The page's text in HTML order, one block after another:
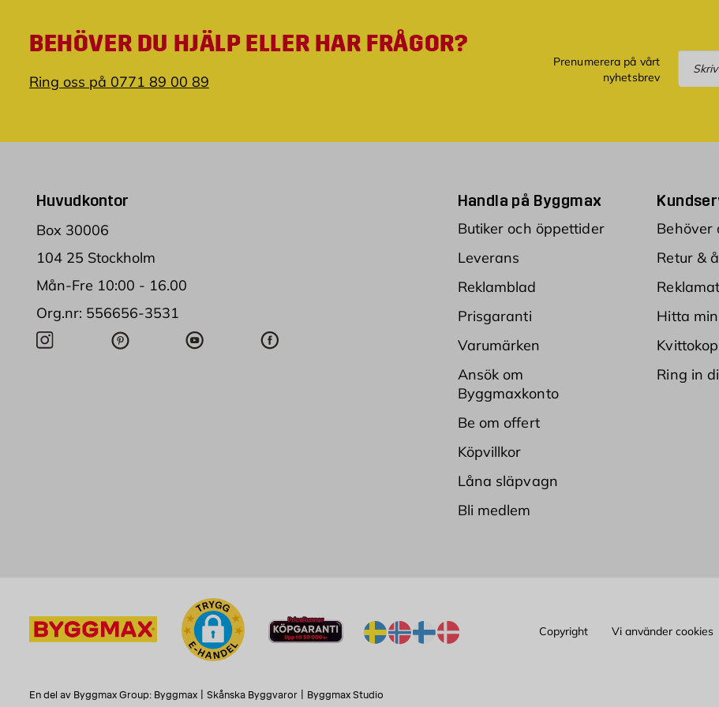
BEHÖVER DU HJÄLP ELLER HAR FRÅGOR?
Ring oss på 0771 89 00 89
Prenumerera på vårt
nyhetsbrev
Huvudkontor
Box 30006
104 25 Stockholm
Mån-Fre 10:00 - 16.00
Org.nr: 556656-3531
Handla på Byggmax
Butiker och öppettider
Leverans
Reklamblad
Prisgaranti
Varumärken
Ansök om
Byggmaxkonto
Be om offert
Köpvillkor
Låna släpvagn
Bli medlem
Behöver
Retur &
Hitta
Ring in
Copyright Vi använder cookies
En del av Byggmax Group: Byggmax Skånska Byggvaror Byggmax Studio